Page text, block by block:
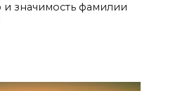
значимость фамилии